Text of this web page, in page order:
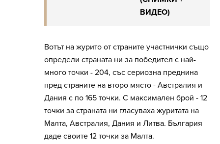
ВИДЕО)
Вотът на журито от страните участнички също
определи страната ни за победител с най-
много точки - 204, със сериозна преднина
пред страните на второ място - Австралия и
Дания с по 165 точки. С максимален брой - 12
точки за страната ни гласуваха журитата на
Малта, Австралия, Дания и Литва. България
даде своите 12 точки за Малта.